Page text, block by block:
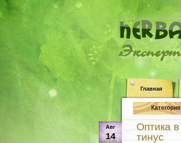
Главная
Авг
14
Оптика
тинус